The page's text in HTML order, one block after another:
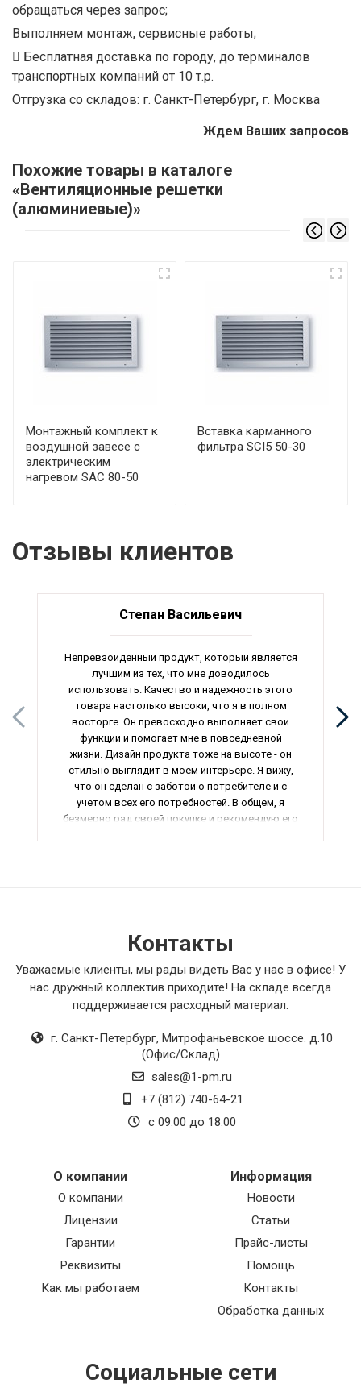
обращаться через запрос;
Выполняем монтаж, сервисные работы;
Бесплатная доставка по городу, до терминалов
транспортных компаний от 10 т.р.
Отгрузка со складов: г. Санкт-Петербург, г. Москва
Ждем Ваших запросов
Похожие товары в каталоге
«Вентиляционные решетки
(алюминиевые)»
Монтажный комплект к
воздушной завесе с
электрическим
нагревом SAC 80-50
Вставка карманного
фильтра SCI5 50-30
Отзывы клиентов
Степан Васильевич
Непревзойденный продукт, который является
лучшим из тех, что мне доводилось
использовать. Качество и надежность этого
товара настолько высоки, что я в полном
восторге. Он превосходно выполняет свои
функции и помогает мне в повседневной
жизни. Дизайн продукта тоже на высоте - он
стильно выглядит в моем интерьере. Я вижу,
что он сделан с заботой о потребителе и с
учетом всех его потребностей. В общем, я
безмерно рад своей покупке и рекомендую его
Контакты
Уважаемые клиенты, мы рады видеть Вас у нас в офисе! У
нас дружный коллектив приходите! На складе всегда
поддерживается расходный материал.
г. Санкт-Петербург, Митрофаньевское шоссе. д.10
(Офис/Склад)
sales@1-pm.ru
+7 (812) 740-64-21
с 09:00 до 18:00
О компании
О компании
Лицензии
Гарантии
Реквизиты
Как мы работаем
Информация
Новости
Статьи
Прайс-листы
Помощь
Контакты
Обработка данных
Социальные сети